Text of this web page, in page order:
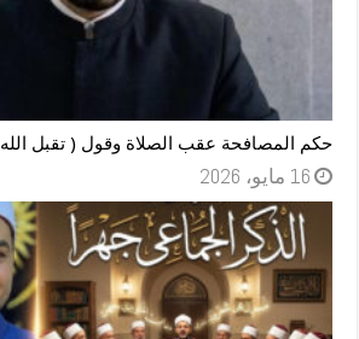
حكم المصافحة عقب الصلاة وقول ( تقبل
16 مايو، 2026